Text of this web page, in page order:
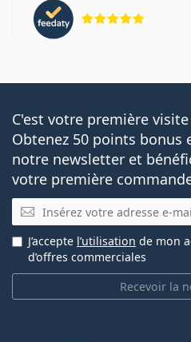
C'est votre première
Obtenez 50 points bonus
notre newsletter et
votre première
E-mail
Recevoir la
J’accepte l’utilisation de mon
d’offres commerciales